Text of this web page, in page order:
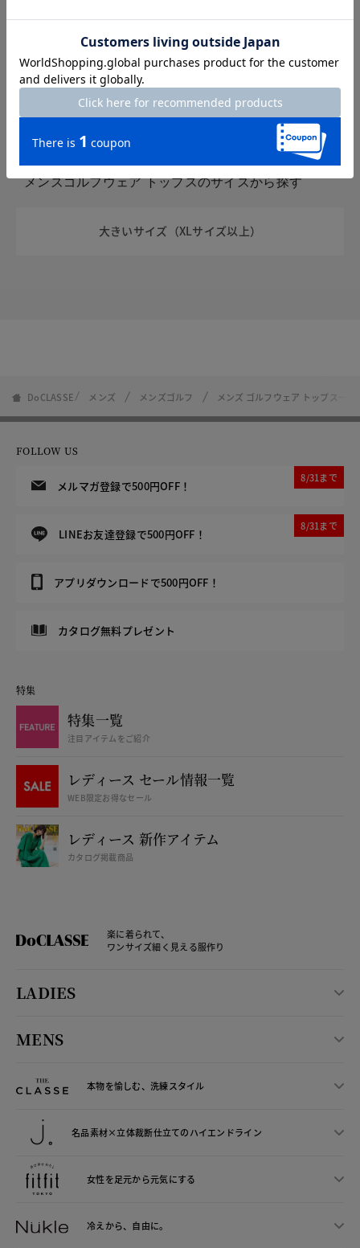
ブラウン
ベージュ
グリーン
ブルー
パープル
イエロー
ピンク
レッド
オレンジ
ネイビー
ゴールド
メンズゴルフウェア トップスのサイズから探す
大きいサイズ（XLサイズ以上）
DoCLASSE メンズ メンズゴルフ メンズ ゴルフウェア トップス一覧
FOLLOW US
メルマガ登録で500円OFF！
8/31まで
LINEお友達登録で500円OFF！
8/31まで
アプリダウンロードで500円OFF！
カタログ無料プレゼント
特集
特集一覧
注目アイテムをご紹介
レディース セール情報一覧
WEB限定お得なセール
レディース 新作アイテム
カタログ掲載商品
楽に着られて、
ワンサイズ細く見える服作り
LADIES
MENS
本物を愉しむ、洗練スタイル
名品素材×立体裁断仕立てのハイエンドライン
女性を足元から元気にする
冷えから、 自由に。